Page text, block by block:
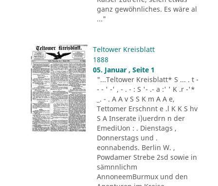
ganz gewöhnliches. Es wäre al
..."
Teltower Kreisblatt
1888
05. Januar , Seite 1
"...Teltower Kreisblatt* S ... . t -
- - ' -' , - . - : S '- .- a :' ' K .r -'*
_. - . A A v S S K m A A e,
Tettomer Erschnnt e .l K K S hv
S A Inserate i)uerdrn n der
EmediUon : . Dienstags ,
Donnerstags und .
eonnabends. Berlin W. ,
Powdamer Strebe 2sd sowie in
sämnnlichm
AnnoneemBurmux und den